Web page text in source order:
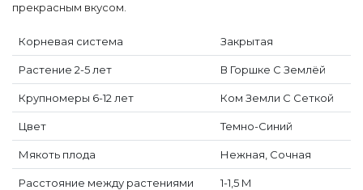
прекрасным вкусом.
Корневая система Закрытая
Растение 2-5 лет В Горшке С Землёй
Крупномеры 6-12 лет Ком Земли С Сеткой
Цвет Темно-Синий
Мякоть плода Нежная, Сочная
Расстояние между растениями 1-1,5 М